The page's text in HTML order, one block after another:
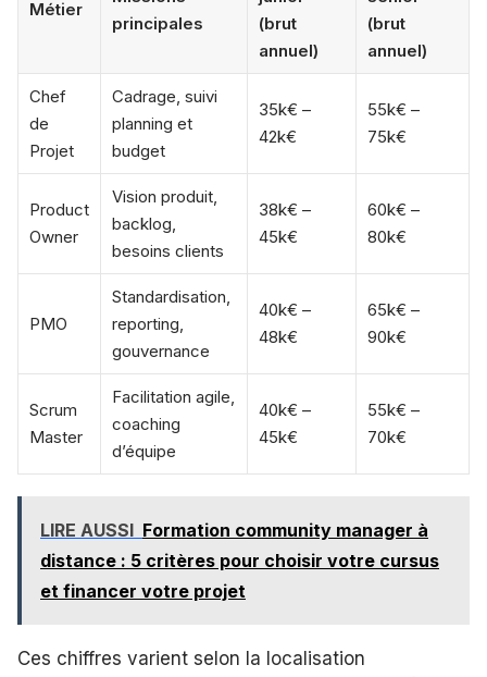
Métier
principales
(brut
annuel)
(brut
annuel)
Chef
de
Projet
Cadrage, suivi
planning et
budget
35k€ –
42k€
55k€ –
75k€
Product
Owner
Vision produit,
backlog,
besoins clients
38k€ –
45k€
60k€ –
80k€
PMO
Standardisation,
reporting,
gouvernance
40k€ –
48k€
65k€ –
90k€
Scrum
Master
Facilitation agile,
coaching
d’équipe
40k€ –
45k€
55k€ –
70k€
LIRE AUSSI Formation community manager à
distance : 5 critères pour choisir votre cursus
et financer votre projet
Ces chiffres varient selon la localisation